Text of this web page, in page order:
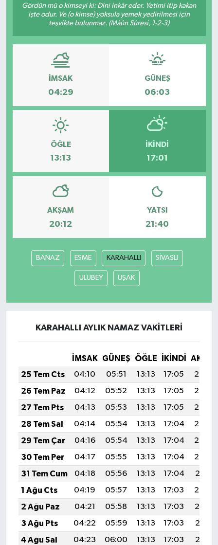
Gördün mü o kimseyi ki: Dini inkâr eder. Yetimi itip kakan
işte odur. Ve (o kimse) yoksula yemek yedirilmesi için
teşvikte bulunmaz. (Mâûn Sûresi, 1-2-3)
İMSAK
04:29
GÜNEŞ
06:03
ÖĞLE
13:13
İKINDI
17:01
AKŞAM
20:12
YATSI
21:40
BANAZ ESME KARAHALLI SİVASLI
ULUBEY UŞAK
KARAHALLI AYLIK NAMAZ VAKITLERI
İMSAK GÜNEŞ ÖĞLE İKINDI
25 Tem Cts
04:10 05:51 13:13 17:05
20:26
26 Tem Paz
04:12 05:52 13:13 17:05
20:25
27 Tem Pts
04:13 05:53 13:13 17:05
20:24
28 Tem Sal
04:14 05:54 13:13 17:04
20:23
29 Tem Çar
04:16 05:54 13:13 17:04
20:22
30 Tem Per
04:17 05:55 13:13 17:04
20:22
31 Tem Cum
04:18 05:56 13:13 17:04
20:21
1 Ağu Cts
04:19 05:57 13:13 17:03
20:20
2 Ağu Paz
04:21 05:58 13:13 17:03
20:19
3 Ağu Pts
04:22 05:59 13:13 17:03
20:18
4 Ağu Sal
04:23 06:00 13:13 17:03
20:17
Gündem
Kültür Sanat
Magazin
Otomobil
Resmî ilanlar
Siyaset
Spor
Ulusal